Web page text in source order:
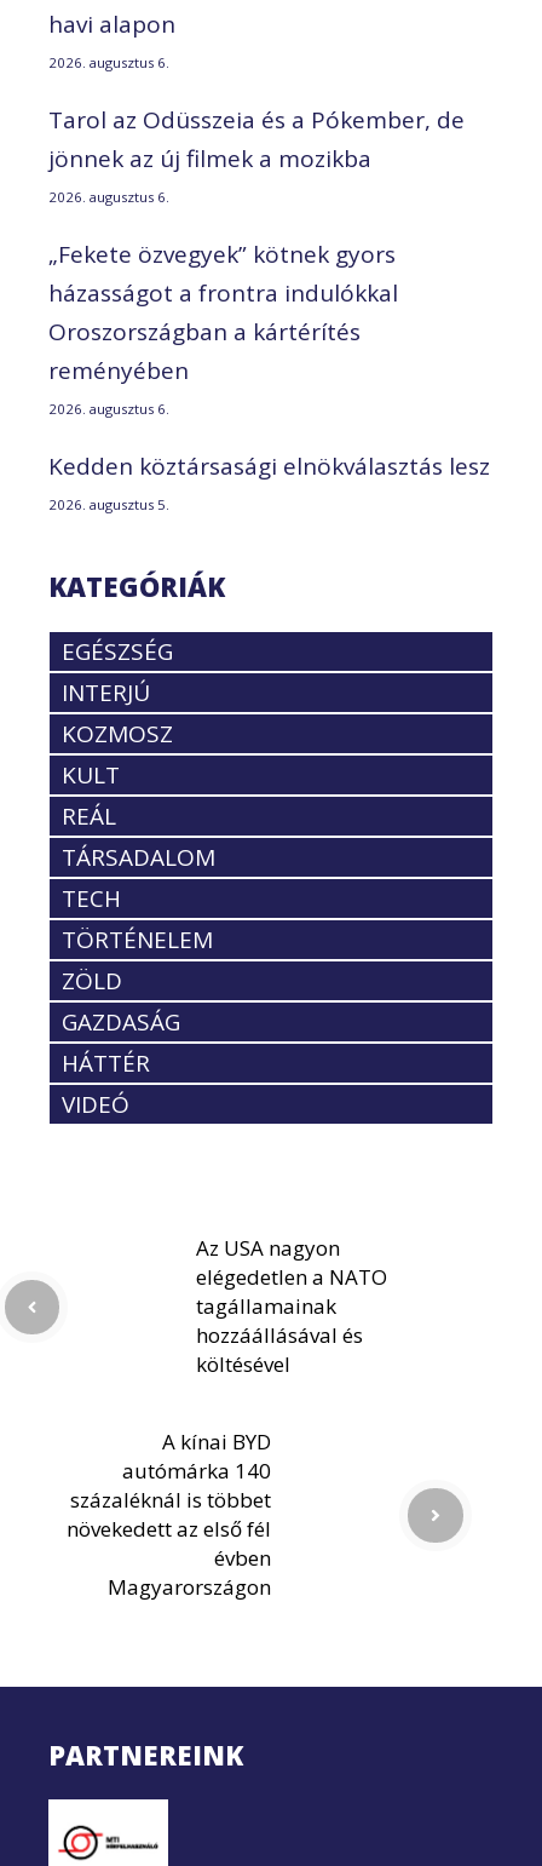
havi alapon
2026. augusztus 6.
Tarol az Odüsszeia és a Pókember, de
jönnek az új filmek a mozikba
2026. augusztus 6.
„Fekete özvegyek” kötnek gyors
házasságot a frontra indulókkal
Oroszországban a kártérítés
reményében
2026. augusztus 6.
Kedden köztársasági elnökválasztás lesz
2026. augusztus 5.
KATEGÓRIÁK
EGÉSZSÉG
INTERJÚ
KOZMOSZ
KULT
REÁL
TÁRSADALOM
TECH
TÖRTÉNELEM
ZÖLD
GAZDASÁG
HÁTTÉR
VIDEÓ
Az USA nagyon
elégedetlen a NATO
tagállamainak
hozzáállásával és
költésével
A kínai BYD
autómárka 140
százaléknál is többet
növekedett az első fél
évben
Magyarországon
PARTNEREINK